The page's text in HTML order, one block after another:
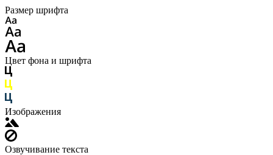
Размер шрифта
Цвет фона и шрифта
Изображения
Озвучивание текста